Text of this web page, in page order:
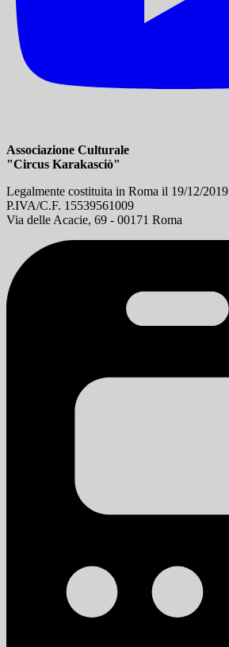
Associazione Culturale
"Circus Karakasciò"
Legalmente costituita in Roma il 19/12/2019
P.IVA/C.F. 15539561009
Via delle Acacie, 69 - 00171 Roma